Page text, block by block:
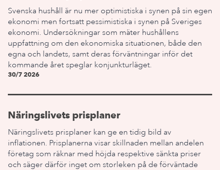
Svenska hushåll är nu mer optimistiska i synen på sin egen
ekonomi men fortsatt pessimistiska i synen på Sveriges
ekonomi. Undersökningar som mäter hushållens
uppfattning om den ekonomiska situationen, både den
egna och landets, samt deras förväntningar inför det
kommande året speglar konjunkturläget.
30/7 2026
Näringslivets prisplaner
Näringslivets prisplaner kan ge en tidig bild av
inflationen. Prisplanerna visar skillnaden mellan andelen
företag som räknar med höjda respektive sänkta priser
och säger därför inget om storleken på de förväntade